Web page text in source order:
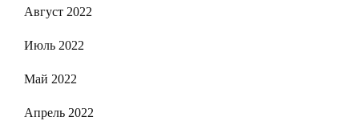
Август 2022
Июль 2022
Май 2022
Апрель 2022